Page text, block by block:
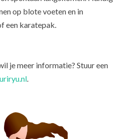
op blote voeten en in
een karatepak.
je meer informatie? Stuur een
.